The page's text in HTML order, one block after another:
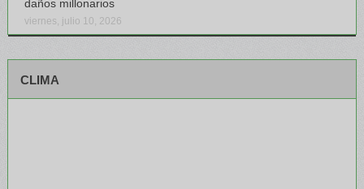
daños millonarios
viernes, julio 10, 2026
CLIMA